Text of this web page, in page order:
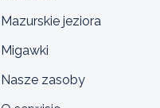
Mazurskie jeziora
Migawki
Nasze zasoby